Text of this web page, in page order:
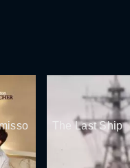
The Last Ship